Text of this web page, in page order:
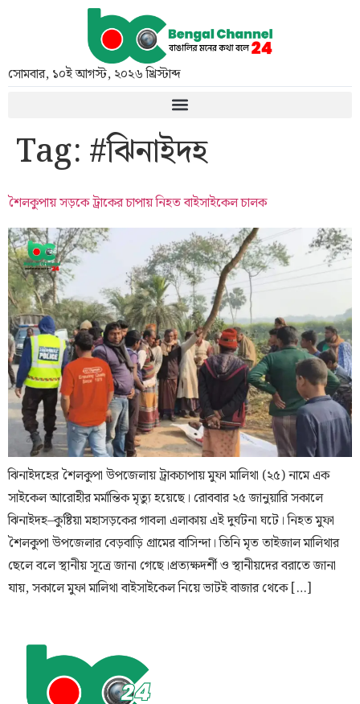
সোমবার, ১০ই আগস্ট, ২০২৬ খ্রিস্টাব্দ
Tag: #ঝিনাইদহ
শৈলকুপায় সড়কে ট্রাকের চাপায় নিহত বাইসাইকেল চালক
ঝিনাইদহের শৈলকুপা উপজেলায় ট্রাকচাপায় মুফা মালিথা (২৫) নামে এক
সাইকেল আরোহীর মর্মান্তিক মৃত্যু হয়েছে। রোববার ২৫ জানুয়ারি সকালে
ঝিনাইদহ–কুষ্টিয়া মহাসড়কের গাবলা এলাকায় এই দুর্ঘটনা ঘটে। নিহত মুফা
শৈলকুপা উপজেলার বেড়বাড়ি গ্রামের বাসিন্দা। তিনি মৃত তাইজাল মালিথার
ছেলে বলে স্থানীয় সূত্রে জানা গেছে।প্রত্যক্ষদর্শী ও স্থানীয়দের বরাতে জানা
যায়, সকালে মুফা মালিথা বাইসাইকেল নিয়ে ভাটই বাজার থেকে […]